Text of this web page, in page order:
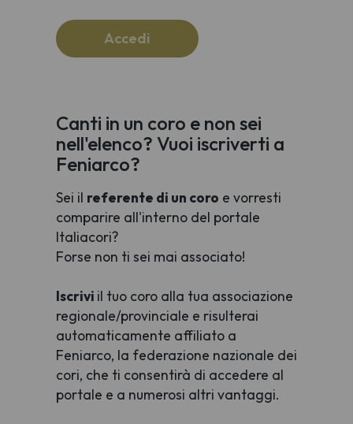
Accedi
Canti in un coro e non sei
nell'elenco? Vuoi iscriverti a
Feniarco?
Sei il referente di un coro e vorresti
comparire all'interno del portale
Italiacori?
Forse non ti sei mai associato!
Iscrivi il tuo coro alla tua associazione
regionale/provinciale e risulterai
automaticamente affiliato a
Feniarco, la federazione nazionale dei
cori, che ti consentirà di accedere al
portale e a numerosi altri vantaggi.